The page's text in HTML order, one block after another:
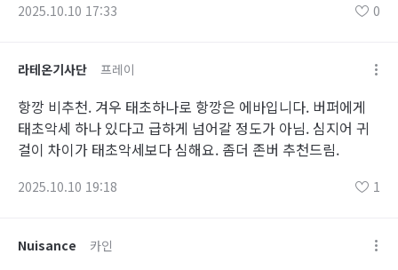
2025.10.10 17:33 0
라테온기사단 프레이
항깡 비추천. 겨우 태초하나로 항깡은 에바입니다. 버퍼에게
태초악세 하나 있다고 급하게 넘어갈 정도가 아님. 심지어 귀
걸이 차이가 태초악세보다 심해요. 좀더 존버 추천드림.
2025.10.10 19:18 1
Nuisance 카인